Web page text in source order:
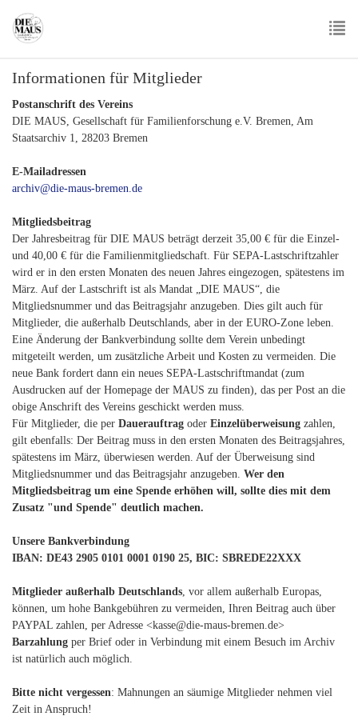
main
Informationen für Mitglieder
Postanschrift des Vereins
DIE MAUS, Gesellschaft für Familienforschung e.V. Bremen, Am
Staatsarchiv 1, 28203 Bremen
E-Mailadressen
archiv@die-maus-bremen.de
Mitgliedsbeitrag
Der Jahresbeitrag für DIE MAUS beträgt derzeit 35,00 € für die Einzel-
und 40,00 € für die Familienmitgliedschaft. Für SEPA-Lastschriftzahler
wird er in den ersten Monaten des neuen Jahres eingezogen, spätestens im
März. Auf der Lastschrift ist als Mandat „DIE MAUS“, die
Mitgliedsnummer und das Beitragsjahr anzugeben. Dies gilt auch für
Mitglieder, die außerhalb Deutschlands, aber in der EURO-Zone leben.
Eine Änderung der Bankverbindung sollte dem Verein unbedingt
mitgeteilt werden, um zusätzliche Arbeit und Kosten zu vermeiden. Die
neue Bank fordert dann ein neues SEPA-Lastschriftmandat (zum
Ausdrucken auf der Homepage der MAUS zu finden), das per Post an die
obige Anschrift des Vereins geschickt werden muss.
Für Mitglieder, die per Dauerauftrag oder Einzelüberweisung zahlen,
gilt ebenfalls: Der Beitrag muss in den ersten Monaten des Beitragsjahres,
spätestens im März, überwiesen werden. Auf der Überweisung sind
Mitgliedsnummer und das Beitragsjahr anzugeben. Wer den
Mitgliedsbeitrag um eine Spende erhöhen will, sollte dies mit dem
Zusatz "und Spende" deutlich machen.
Unsere Bankverbindung
IBAN: DE43 2905 0101 0001 0190 25, BIC: SBREDE22XXX
Mitglieder außerhalb Deutschlands, vor allem außerhalb Europas,
können, um hohe Bankgebühren zu vermeiden, Ihren Beitrag auch über
PAYPAL zahlen, per Adresse <kasse@die-maus-bremen.de>
Barzahlung per Brief oder in Verbindung mit einem Besuch im Archiv
ist natürlich auch möglich.
Bitte nicht vergessen: Mahnungen an säumige Mitglieder nehmen viel
Zeit in Anspruch!